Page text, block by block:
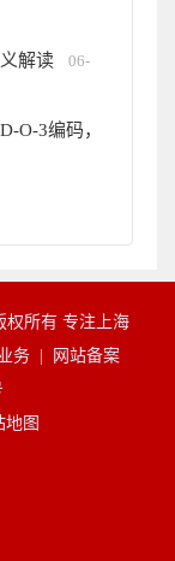
解读
06-
O-3编码，
权所有 专注上海
务 |
网站备案
地图